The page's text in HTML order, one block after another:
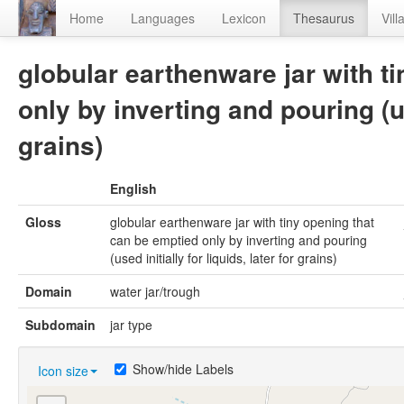
Home Languages Lexicon Thesaurus
globular earthenware jar with
only by inverting and pouring
grains)
English
Gloss
globular earthenware jar with tiny opening that
can be emptied only by inverting and pouring
(used initially for liquids, later for grains)
Domain
water jar/trough
Subdomain
jar type
Icon size Show/hide Labels